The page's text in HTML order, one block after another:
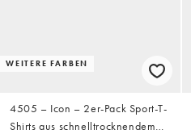
WEITERE FARBEN
4505 – Icon – 2er-Pack Sport-T-
Shirts aus schnelltrocknendem